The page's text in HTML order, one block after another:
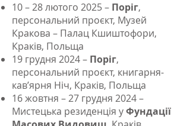
10 – 28 лютого 2025 – Поріг,
персональний проєкт, Музей
Кракова – Палац Кшиштофори,
Краків, Польща
19 грудня 2024 – Поріг,
персональний проєкт, книгарня-
кав’ярня Ніч, Краків, Польща
16 жовтня – 27 грудня 2024 –
Мистецька резиденція уФундації